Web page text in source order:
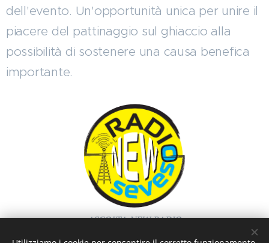
dell'evento. Un'opportunità unica per unire il
piacere del pattinaggio sul ghiaccio alla
possibilità di sostenere una causa benefica
importante.
ASCOLTA NEW RADIO